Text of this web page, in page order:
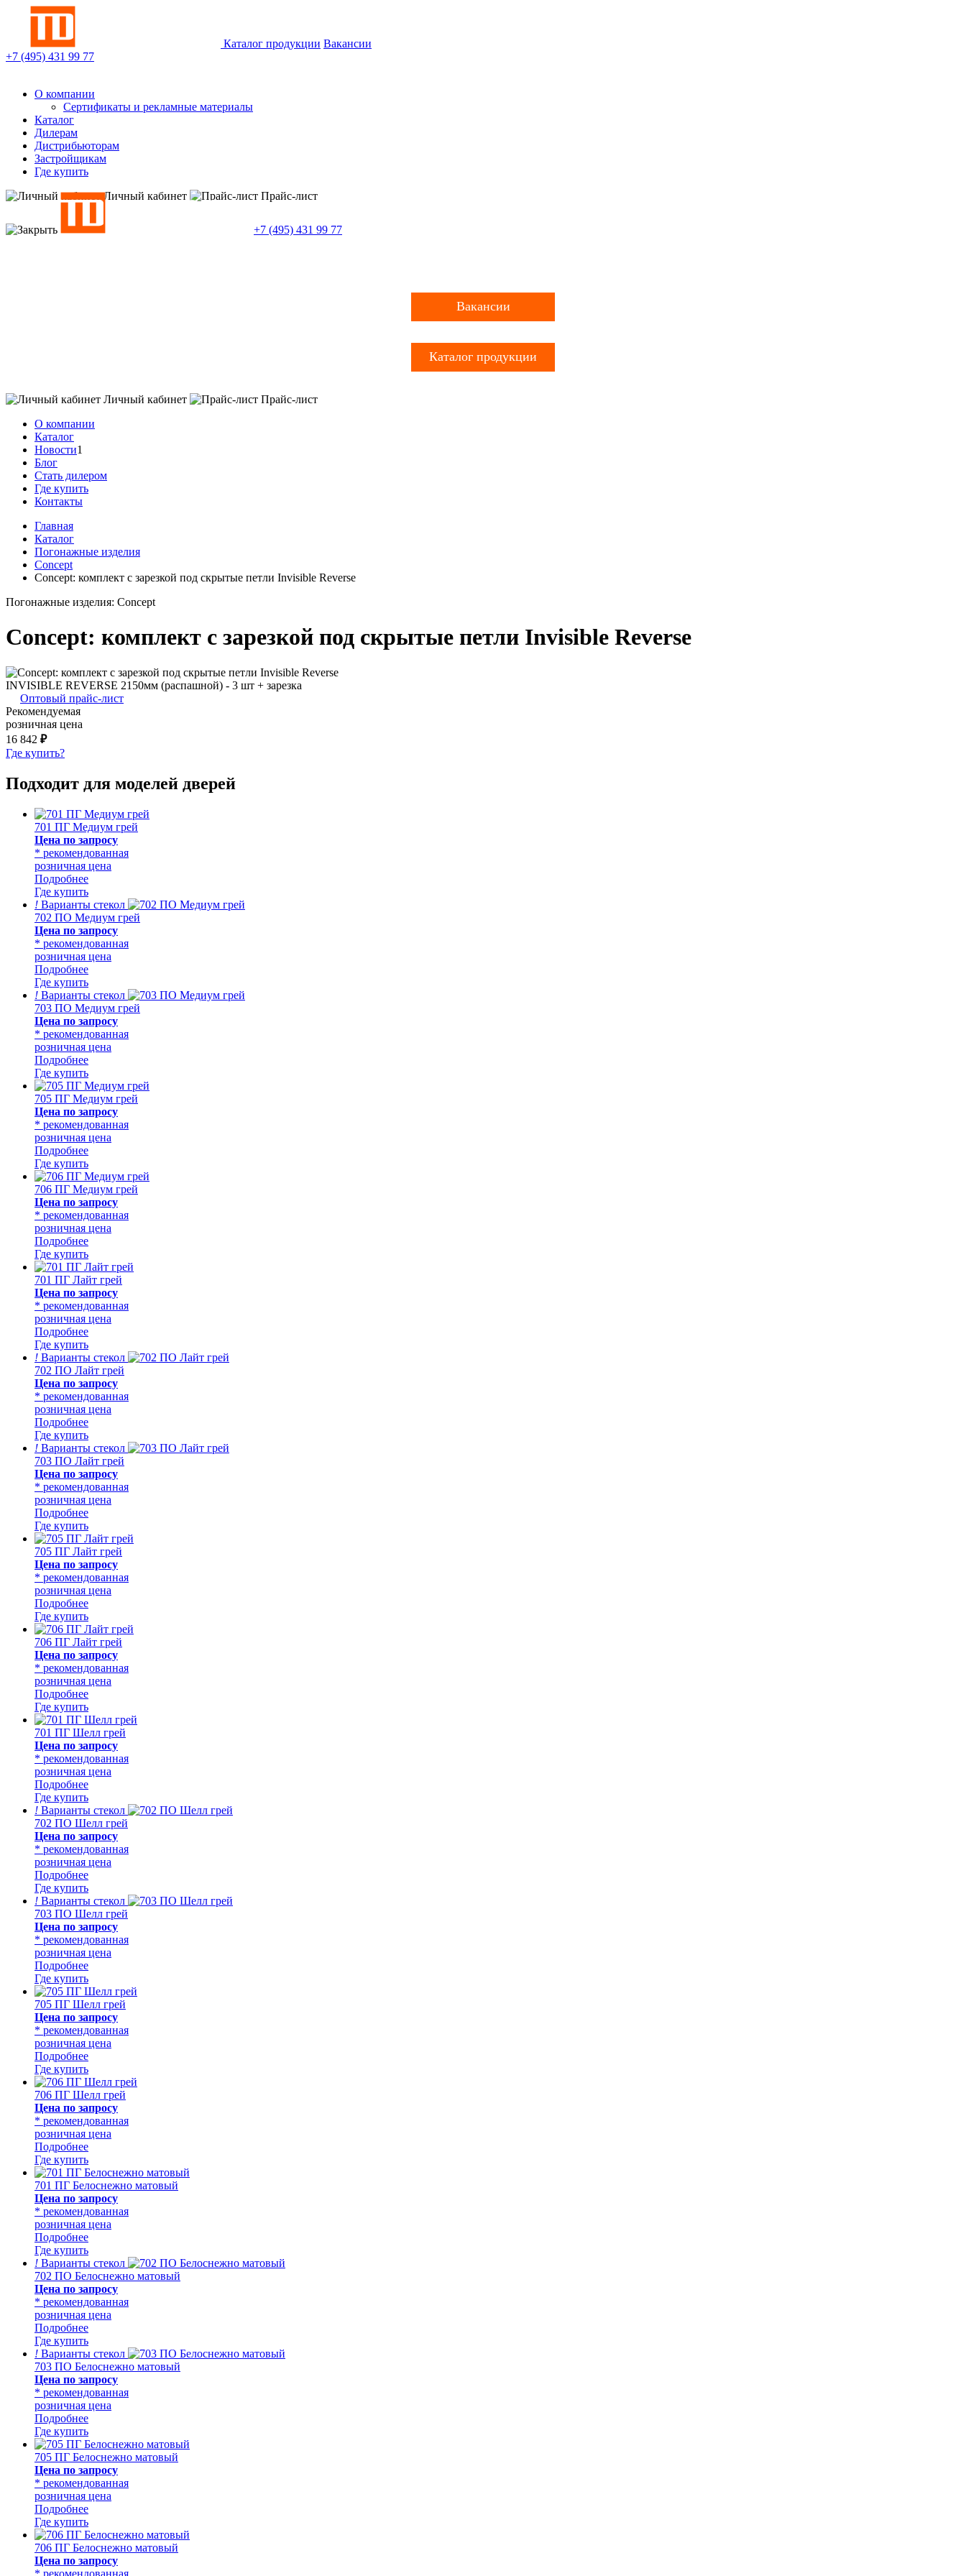
Каталог продукции Вакансии
+7 (495) 431 99 77
О компании
Сертификаты и рекламные материалы
Каталог
Дилерам
Дистрибьюторам
Застройщикам
Где купить
Личный кабинет
Прайс-лист
+7 (495) 431 99 77
Вакансии
Каталог продукции
Личный кабинет
Прайс-лист
О компании
Каталог
Новости1
Блог
Стать дилером
Где купить
Контакты
Главная
Каталог
Погонажные изделия
Concept
Concept: комплект с зарезкой под скрытые петли Invisible Reverse
Погонажные изделия: Concept
Concept: комплект с зарезкой под скрытые петли Invisible Reverse
INVISIBLE REVERSE 2150мм (распашной) - 3 шт + зарезка
Оптовый прайс-лист
Рекомендуемая
розничная цена
16 842 ₽
Где купить?
Подходит для моделей дверей
701 ПГ Медиум грей
Цена по запросу
* рекомендованная
розничная цена
Подробнее
Где купить
! Варианты стекол
702 ПО Медиум грей
Цена по запросу
* рекомендованная
розничная цена
Подробнее
Где купить
! Варианты стекол
703 ПО Медиум грей
Цена по запросу
* рекомендованная
розничная цена
Подробнее
Где купить
705 ПГ Медиум грей
Цена по запросу
* рекомендованная
розничная цена
Подробнее
Где купить
706 ПГ Медиум грей
Цена по запросу
* рекомендованная
розничная цена
Подробнее
Где купить
701 ПГ Лайт грей
Цена по запросу
* рекомендованная
розничная цена
Подробнее
Где купить
! Варианты стекол
702 ПО Лайт грей
Цена по запросу
* рекомендованная
розничная цена
Подробнее
Где купить
! Варианты стекол
703 ПО Лайт грей
Цена по запросу
* рекомендованная
розничная цена
Подробнее
Где купить
705 ПГ Лайт грей
Цена по запросу
* рекомендованная
розничная цена
Подробнее
Где купить
706 ПГ Лайт грей
Цена по запросу
* рекомендованная
розничная цена
Подробнее
Где купить
701 ПГ Шелл грей
Цена по запросу
* рекомендованная
розничная цена
Подробнее
Где купить
! Варианты стекол
702 ПО Шелл грей
Цена по запросу
* рекомендованная
розничная цена
Подробнее
Где купить
! Варианты стекол
703 ПО Шелл грей
Цена по запросу
* рекомендованная
розничная цена
Подробнее
Где купить
705 ПГ Шелл грей
Цена по запросу
* рекомендованная
розничная цена
Подробнее
Где купить
706 ПГ Шелл грей
Цена по запросу
* рекомендованная
розничная цена
Подробнее
Где купить
701 ПГ Белоснежно матовый
Цена по запросу
* рекомендованная
розничная цена
Подробнее
Где купить
! Варианты стекол
702 ПО Белоснежно матовый
Цена по запросу
* рекомендованная
розничная цена
Подробнее
Где купить
! Варианты стекол
703 ПО Белоснежно матовый
Цена по запросу
* рекомендованная
розничная цена
Подробнее
Где купить
705 ПГ Белоснежно матовый
Цена по запросу
* рекомендованная
розничная цена
Подробнее
Где купить
706 ПГ Белоснежно матовый
Цена по запросу
* рекомендованная